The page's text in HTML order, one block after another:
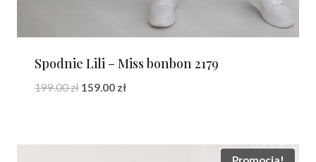
Spodnie Lili – Miss bonbon 2179
199.00zł Pierwotna
159.00 złAktualna